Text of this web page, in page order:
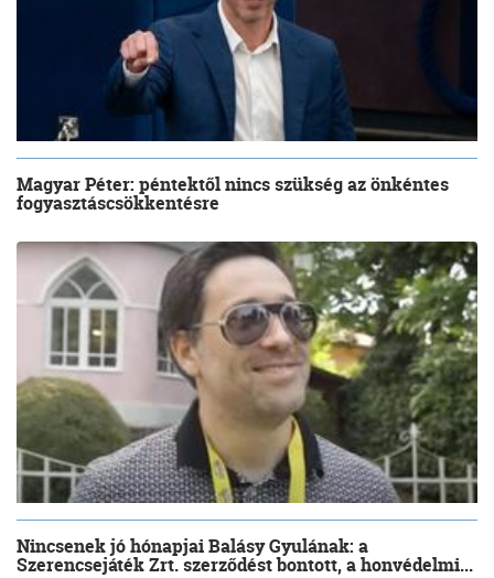
Magyar Péter: péntektől nincs szükség az önkéntes
fogyasztáscsökkentésre
Nincsenek jó hónapjai Balásy Gyulának: a
Szerencsejáték Zrt. szerződést bontott, a honvédelmi...